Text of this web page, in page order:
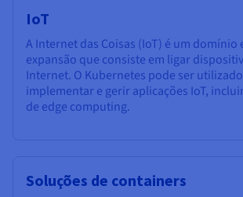
IoT
A Internet das Coisas (IoT) é um domínio
expansão que consiste em ligar
Internet. O Kubernetes pode ser
implementar e gerir aplicações IoT,
de edge computing.
Soluções de containers